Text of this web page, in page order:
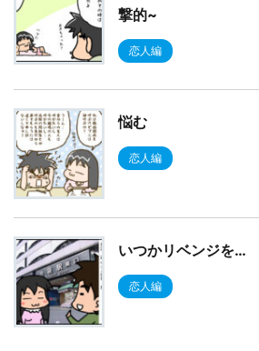
撃的~
恋人編
悩む
恋人編
いつかリベンジを…
恋人編